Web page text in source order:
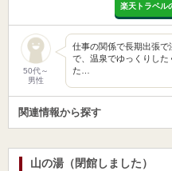
楽天トラベル
50代～
男性
仕事の関係で長期出張で
で、温泉でゆっくりし
た…
関連情報から探す
山の湯（閉館しました）